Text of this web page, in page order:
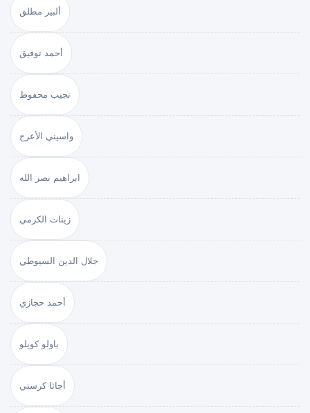
ألبير مطلق
أحمد توفيق
نجيب محفوظ
واسيني الأعرج
ابراهيم نصر الله
زينات الكرمي
جلال الدين السيوطي
أحمد حجازي
باولو كويلو
أجاثا كرستي